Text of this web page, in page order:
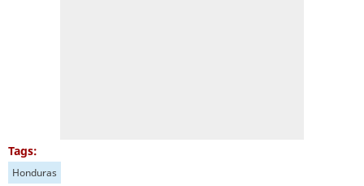
Tags:
Honduras